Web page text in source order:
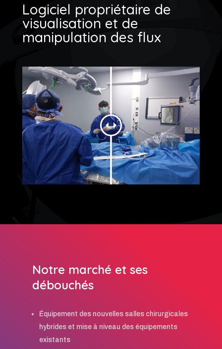
Logiciel propriétaire de
visualisation et de
manipulation des flux
Notre marché et ses
débouchés
Équipement des nouvelles salles chirurgicales
hybrides et mise à niveau des équipements
existants